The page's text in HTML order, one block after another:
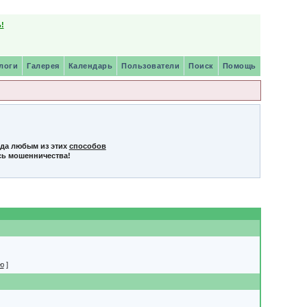
Помощь
Поиск
Пользователи
Календарь
Галерея
любым из этих способов
мошенничества!
]